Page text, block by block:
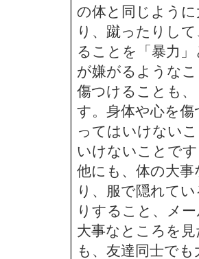
の体と同じよう
り、蹴ったりし
ることを「暴力
が嫌がるような
傷つけることも
す。身体や心を
ってはいけない
いけないことで
他にも、体の大
り、服で隠れて
りすること、メ
大事なところを
も、友達同士で